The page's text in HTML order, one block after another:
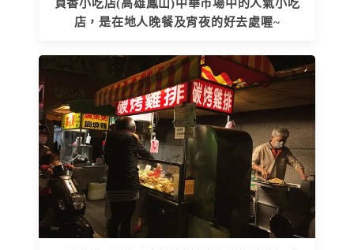
貞香小吃店(高雄鳳山)中華市場中的人氣小吃
店，是在地人晚餐及宵夜的好去處喔~